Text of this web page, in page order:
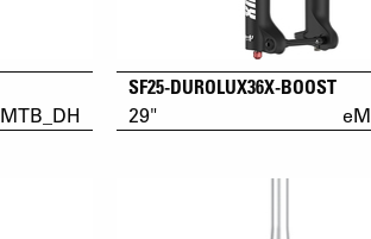
MTB_DH
SF25-DUROLUX36X-BOOST
29"